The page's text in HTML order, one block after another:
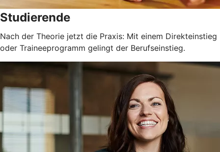
Studierende
Nach der Theorie jetzt die Praxis: Mit einem Direkteinstieg
oder Traineeprogramm gelingt der Berufseinstieg.